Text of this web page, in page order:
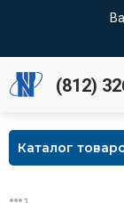
(812)
Каталог